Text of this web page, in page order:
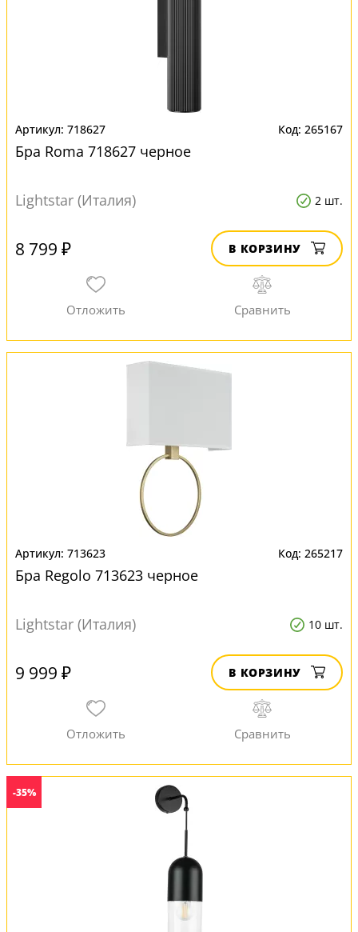
718627 265167
Бра Roma 718627 черное
Lightstar (Италия) 2 шт.
8 799 ₽ В КОРЗИНУ
713623 265217
Бра Regolo 713623 черное
Lightstar (Италия) 10 шт.
9 999 ₽ В КОРЗИНУ
-35%